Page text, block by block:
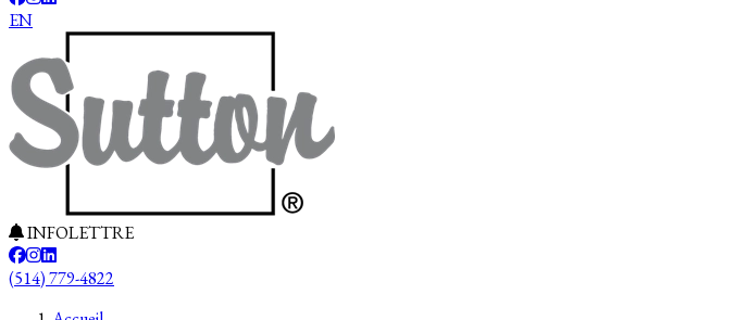
EN
INFOLETTRE
(514) 779-4822